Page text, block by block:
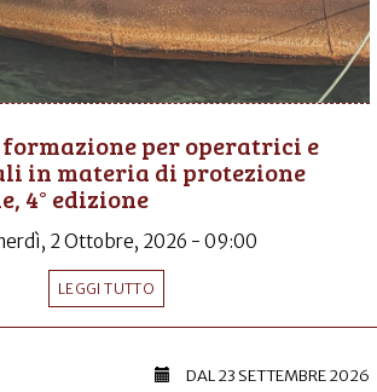
per operatrici e
in materia di protezione
4° edizione
2 Ottobre, 2026 - 09:00
LEGGI TUTTO
DAL23 SETTEMBRE 2026